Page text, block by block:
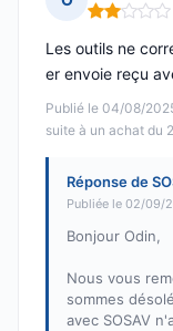
Note : 2 sur
Publié le 04/08/
suite à un achat du
Les outils ne
er envoie reçu
Réponse de
Publiée le 02/09/
Bonjour Odin,
Nous vous
sommes
avec SOSAV